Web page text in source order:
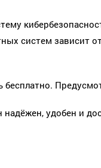
систем зависит
удобен и